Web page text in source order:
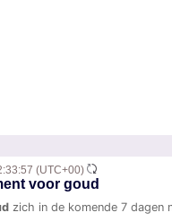
(UTC+00)
voor goud
zich in de komende 7 dagen